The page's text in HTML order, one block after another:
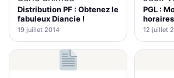
Distribution PF : Obtenez le
fabuleux Diancie !
19 juillet 2014
PGL :
12 juillet